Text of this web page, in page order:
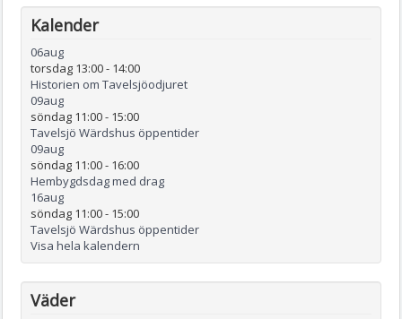
Kalender
06aug
torsdag 13:00- 14:00
Historien om Tavelsjöodjuret
09aug
söndag 11:00- 15:00
Tavelsjö Wärdshus öppentider
09aug
söndag 11:00- 16:00
Hembygdsdag med drag
16aug
söndag 11:00- 15:00
Tavelsjö Wärdshus öppentider
Visa hela kalendern
Väder